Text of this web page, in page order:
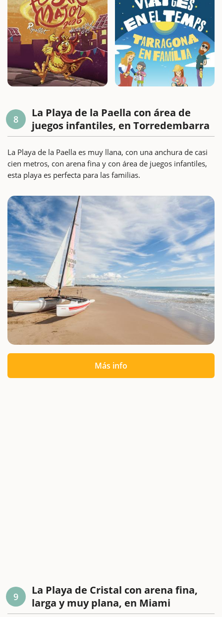
8
La Playa de la Paella con área de
juegos infantiles, en Torredembarra
La Playa de la Paella es muy llana, con una anchura de casi
cien metros, con arena fina y con área de juegos infantiles,
esta playa es perfecta para las familias.
Más info
9
La Playa de Cristal con arena fina,
larga y muy plana, en Miami